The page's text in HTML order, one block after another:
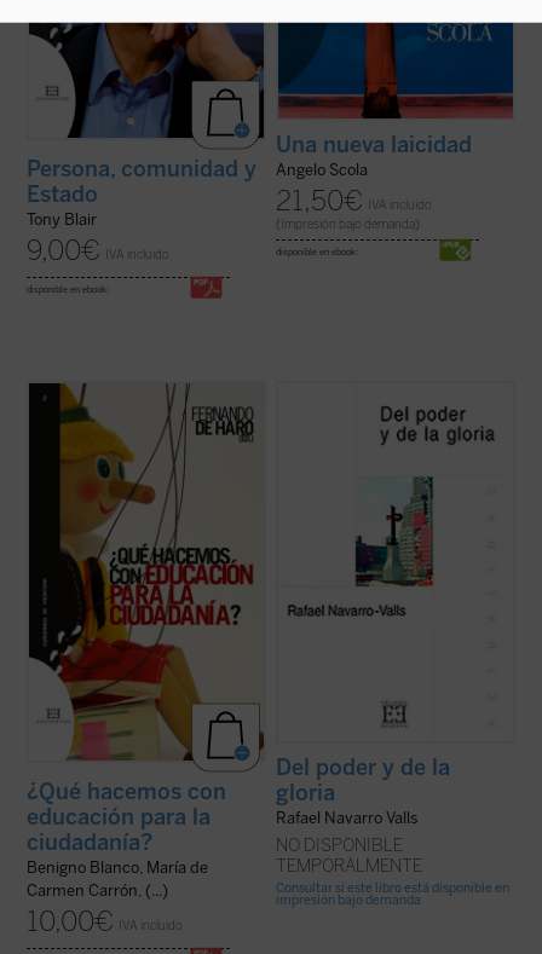
Persona, comunidad y
Estado
Tony Blair
9,00€ IVA incluido
disponible en ebook:
Una nueva laicidad
Angelo Scola
21,50€
IVA incluido
(Impresión bajo demanda)
disponible en ebook:
Ningún tema está suscitando tanta
polémica como el debate en torno a la
nueva asignaturaEducación para la
. El presente libro aborda desde
una pluralidad de perspectivas una
cuestión en la que cristalizan las
(ver ficha)
¿Qué hacemos con
educación para la
ciudadanía?
Benigno Blanco, María de
Carmen Carrón, (...)
10,00€ IVA incluido
este libro, cuyo título es un préstamo
intencionado de la novela más conocida de
Del poder y de la gloria
acontecimientos cuyos protagonistas han
Del poder y de la
gloria
Rafael Navarro Valls
NO DISPONIBLE
TEMPORALMENTE
Consultar si este libro está disponible en
impresión bajo demanda